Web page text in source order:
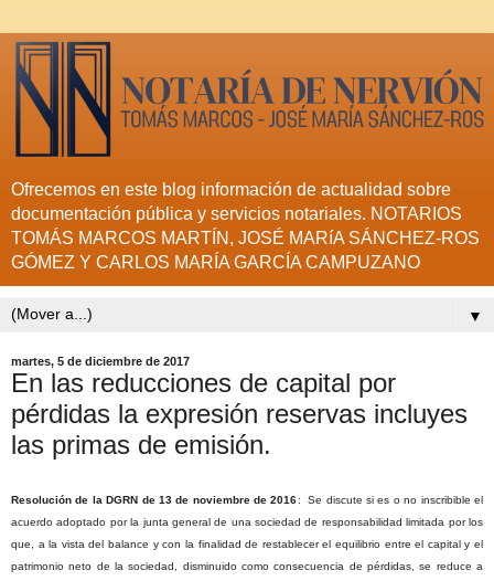
Ofrecemos en este blog información de actualidad sobre
documentación pública y servicios notariales. NOTARIOS
TOMÁS MARCOS MARTÍN, JOSÉ MARíA SÁNCHEZ-ROS
GÓMEZ Y CARLOS MARÍA GARCÍA CAMPUZANO
▼
martes, 5 de diciembre de 2017
En las reducciones de capital por
pérdidas la expresión reservas incluyes
las primas de emisión.
Resolución de la DGRN de 13 de noviembre de 2016:
Se discute si es o no inscribible el
acuerdo adoptado por la junta general de una sociedad de responsabilidad limitada por los
que, a la vista del balance y con la finalidad de restablecer el equilibrio entre el capital y el
patrimonio neto de la sociedad, disminuido como consecuencia de pérdidas, se reduce a